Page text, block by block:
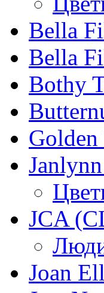
Bella
Bella
Bothy
JCA
Joan